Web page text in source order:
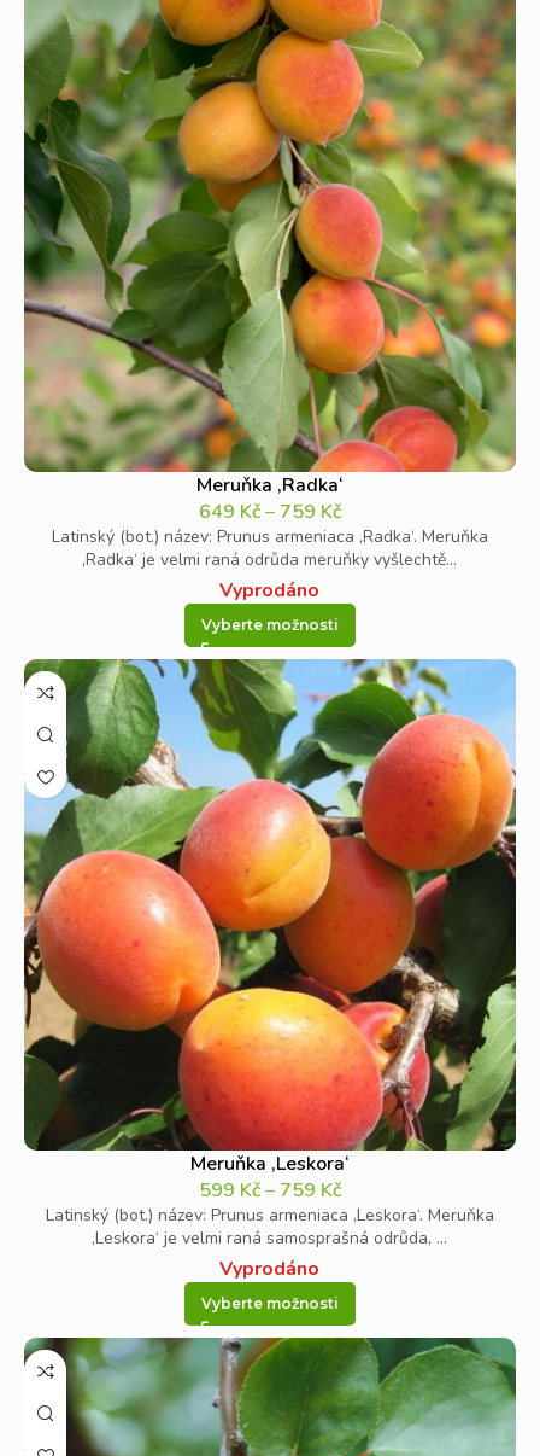
Meruňka ‚Radka‘
649 Kč– 759 Kč
Latinský (bot.) název: Prunus armeniaca ‚Radka‘. Meruňka
‚Radka‘ je velmi raná odrůda meruňky vyšlechtě...
Vyprodáno
Vyberte možnosti
Meruňka ‚Leskora‘
599 Kč– 759 Kč
Latinský (bot.) název: Prunus armeniaca ‚Leskora‘. Meruňka
‚Leskora‘ je velmi raná samosprašná odrůda, ...
Vyprodáno
Vyberte možnosti